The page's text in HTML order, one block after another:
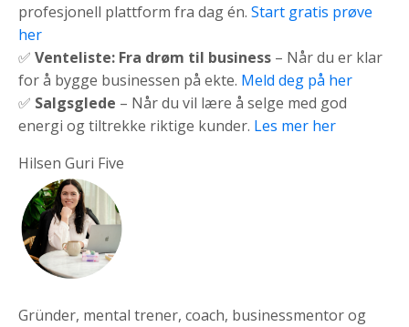
profesjonell plattform fra dag én. Start gratis prøve
her
✅ Venteliste: Fra drøm til business – Når du er klar
for å bygge businessen på ekte. Meld deg på her
✅ Salgsglede – Når du vil lære å selge med god
energi og tiltrekke riktige kunder. Les mer her
Hilsen Guri Five
Gründer, mental trener, coach, businessmentor og